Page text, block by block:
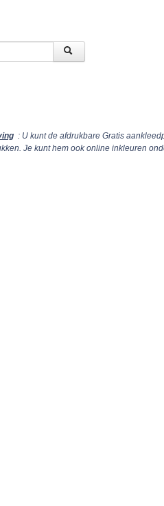
: U kunt de afdrukbare Gratis
Je kunt hem ook online inkleuren